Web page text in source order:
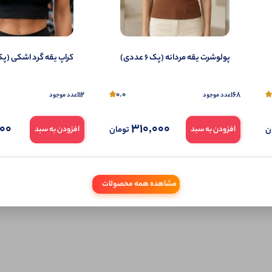
تمایل می‌توانید به صورت ناشناس نیز دیدگاه خود را ثبت کنید.
پولوشرت یقه مردانه (پک 6 عددی)
168عدد موجود 0.0
افزودن به سبد 310,000تومان
کراپ یقه گرد اشکی (پک 4
112عدد موجود
افزودن به سبد
مشاهده همه محصولات